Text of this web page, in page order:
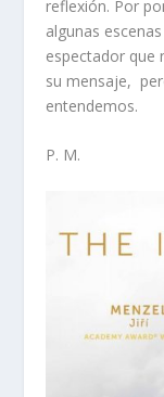
reflexión. Por
algunas
espectador que
su mensaje,
entendemos.
P. M.